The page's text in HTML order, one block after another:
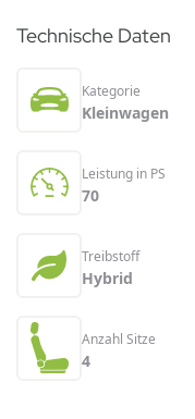
Technische Daten
Kategorie
Kleinwagen
Leistung in PS
70
Treibstoff
Hybrid
Anzahl Sitze
4